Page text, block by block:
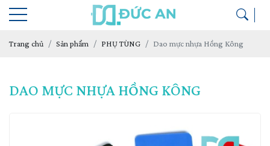
Trang chủ Sản phẩm PHỤ TÙNG Dao mực nhựa Hồng Kông
DAO MỰC NHỰA HỒNG KÔNG